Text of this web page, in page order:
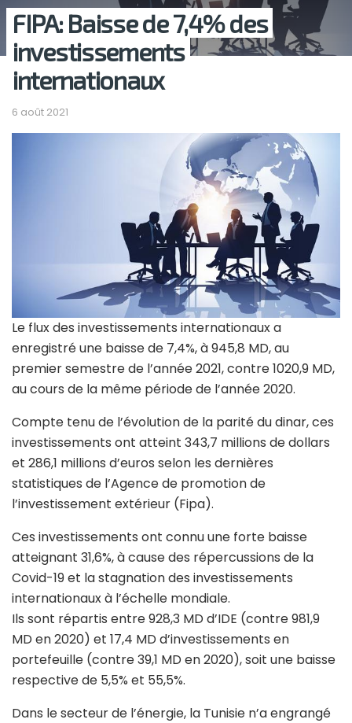
FIPA: Baisse de 7,4% des
investissements
internationaux
6 août 2021
Le flux des investissements internationaux a
enregistré une baisse de 7,4%, à 945,8 MD, au
premier semestre de l’année 2021, contre 1020,9 MD,
au cours de la même période de l’année 2020.
Compte tenu de l’évolution de la parité du dinar, ces
investissements ont atteint 343,7 millions de dollars
et 286,1 millions d’euros selon les dernières
statistiques de l’Agence de promotion de
l’investissement extérieur (Fipa).
Ces investissements ont connu une forte baisse
atteignant 31,6%, à cause des répercussions de la
Covid-19 et la stagnation des investissements
internationaux à l’échelle mondiale.
Ils sont répartis entre 928,3 MD d’IDE (contre 981,9
MD en 2020) et 17,4 MD d’investissements en
portefeuille (contre 39,1 MD en 2020), soit une baisse
respective de 5,5% et 55,5%.
Dans le secteur de l’énergie, la Tunisie n’a engrangé